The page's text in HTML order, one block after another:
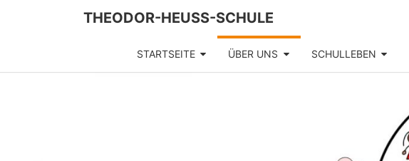
THEODOR-HEUSS-SCHULE
STARTSEITE ÜBER UNS SCHULLEBEN